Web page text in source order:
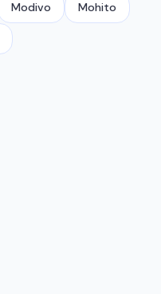
Modivo Mohito